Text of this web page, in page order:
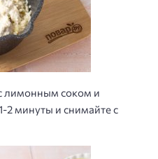
лимонным соком и
2 минуты и снимайте с